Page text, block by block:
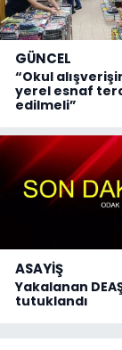
GÜNCEL
“Okul
yerel esnaf
edilmeli”
ASAYİŞ
Yakalanan
tutuklandı